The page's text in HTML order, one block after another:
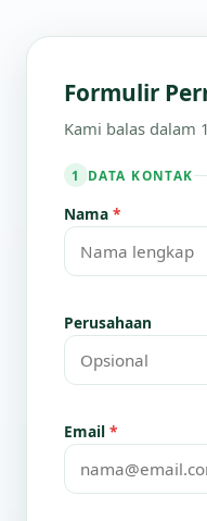
Formulir
Kami balas dalam
1 DATA KONTAK
Nama *
Perusahaan
Email *